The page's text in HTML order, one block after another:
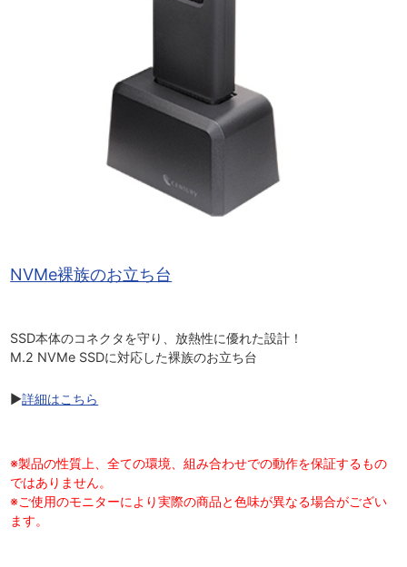
NVMe裸族のお立ち台
SSD本体のコネクタを守り、放熱性に優れた設計！
M.2 NVMe SSDに対応した裸族のお立ち台
▶詳細はこちら
※製品の性質上、全ての環境、組み合わせでの動作を保証するもの
ではありません。
※ご使用のモニターにより実際の商品と色味が異なる場合がござい
ます。